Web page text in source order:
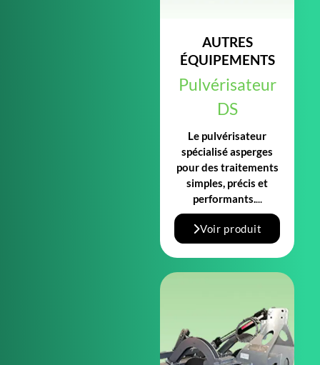
AUTRES
ÉQUIPEMENTS
Pulvérisateur
DS
Le pulvérisateur
spécialisé asperges
pour des traitements
simples, précis et
performants....
Voir produit